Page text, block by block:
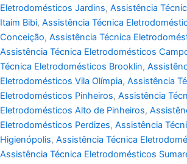
Eletrodomésticos Jardins, Assistência
Itaim Bibi, Assistência Técnica
Conceição, Assistência Técnica
Assistência Técnica Eletrodomésticos
Técnica Eletrodomésticos Brooklin,
Eletrodomésticos Vila Olímpia, Assistência
Eletrodomésticos Pinheiros, Assistência
Eletrodomésticos Alto de Pinheiros,
Eletrodomésticos Perdizes, Assistência
Higienópolis, Assistência Técnica
Assistência Técnica Eletrodomésticos